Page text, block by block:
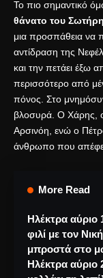
Το πιο σημαντικό
θάνατο του Σωτήρη
μια προσπάθεια να
αντίδραση της
και την πετάει έξω
περισσότερο από
πόνος. Στο
βλοσυρά. Ο Χάρης,
Αρσινόη, ενώ ο
άνθρωπο που
More Read
Ηλέκτρα αύριο
φιλί με τον
μπροστά στο
Ηλέκτρα